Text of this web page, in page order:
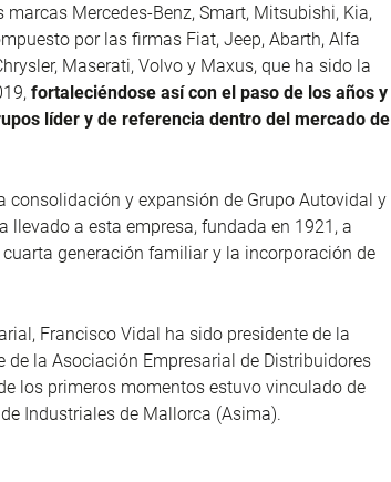
Mercedes-Benz, Smart, Mitsubishi, Kia,
por las firmas Fiat, Jeep, Abarth, Alfa
Maserati, Volvo y Maxus, que ha sido la
fortaleciéndose así con el paso de los años y
líder y de referencia dentro del mercado de
consolidación y expansión de Grupo Autovidal y
llevado a esta empresa, fundada en 1921, a
generación familiar y la incorporación de
Francisco Vidal ha sido presidente de la
la Asociación Empresarial de Distribuidores
los primeros momentos estuvo vinculado de
Industriales de Mallorca (Asima).